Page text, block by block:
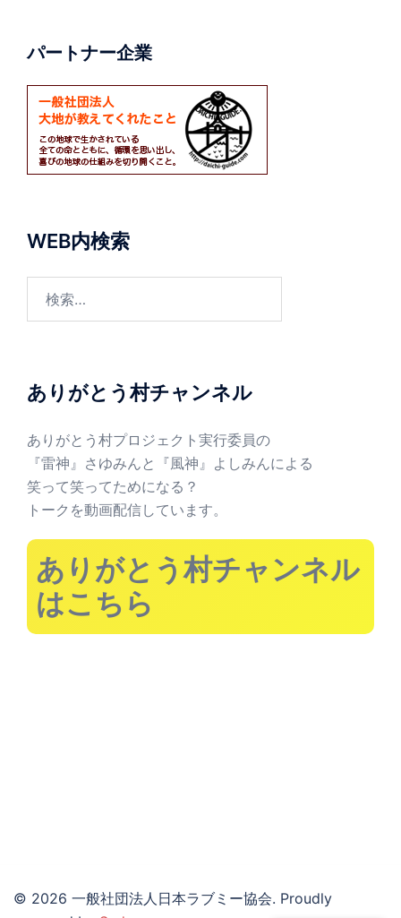
パートナー企業
WEB内検索
ありがとう村チャンネル
ありがとう村プロジェクト実行委員の
『雷神』さゆみんと『風神』よしみんによる
笑って笑ってためになる？
トークを動画配信しています。
ありがとう村チャンネル
はこちら
© 2026 一般社団法人日本ラブミー協会. Proudly